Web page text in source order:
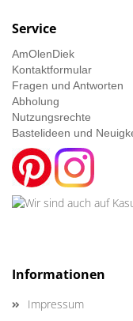
Service
AmOlenDiek
Kontaktformular
Fragen und Antworten
Abholung
Nutzungsrechte
Bastelideen und
Informationen
Impressum